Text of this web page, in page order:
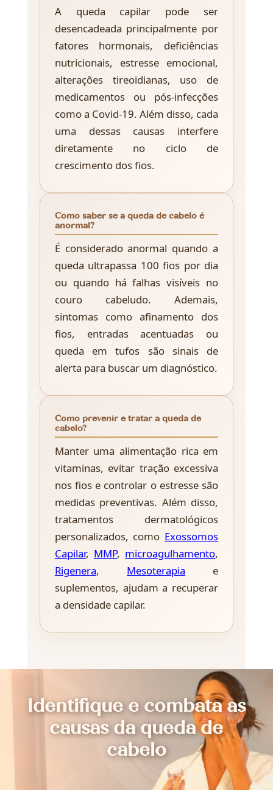
A queda capilar pode ser
desencadeada principalmente por
fatores hormonais, deficiências
nutricionais, estresse emocional,
alterações tireoidianas, uso de
medicamentos ou pós-infecções
como a Covid-19. Além disso, cada
uma dessas causas interfere
diretamente no ciclo de
crescimento dos fios.
Como saber se a queda de cabelo é
anormal?
É considerado anormal quando a
queda ultrapassa 100 fios por dia
ou quando há falhas visíveis no
couro cabeludo. Ademais,
sintomas como afinamento dos
fios, entradas acentuadas ou
queda em tufos são sinais de
alerta para buscar um diagnóstico.
Como prevenir e tratar a queda de
cabelo?
Manter uma alimentação rica em
vitaminas, evitar tração excessiva
nos fios e controlar o estresse são
medidas preventivas. Além disso,
tratamentos dermatológicos
personalizados, como Exossomos
Capilar, MMP, microagulhamento,
Rigenera, Mesoterapia e
suplementos, ajudam a recuperar
a densidade capilar.
Identifique e combata as
causas da queda de
cabelo